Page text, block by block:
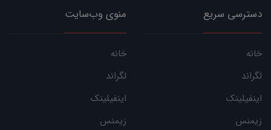
دسترسی سریع
خانه
لگراند
اینفیلینک
زیمنس
منوی وب‌سایت
خانه
لگراند
اینفیلینک
زیمنس